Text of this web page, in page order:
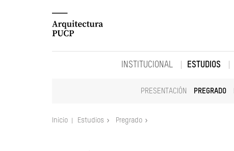
INSTITUCIONAL ESTUDIOS
PRESENTACIÓN PREGRADO
Inicio Estudios Pregrado